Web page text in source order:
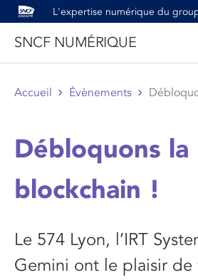
L'expertise numérique du
SNCF NUMÉRIQUE
Accueil Évènements
Débloquons la
blockchain !
Le 574 Lyon, l’IRT
Gemini ont le plaisir de